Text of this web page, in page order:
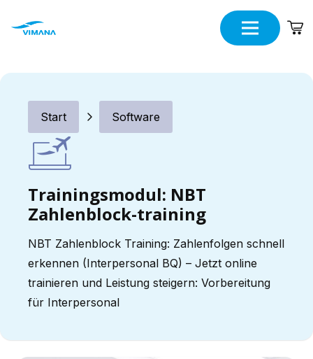
Start Software
Trainingsmodul: NBT
Zahlenblock-training
NBT Zahlenblock Training: Zahlenfolgen schnell
erkennen (Interpersonal BQ) – Jetzt online
trainieren und Leistung steigern: Vorbereitung
für Interpersonal